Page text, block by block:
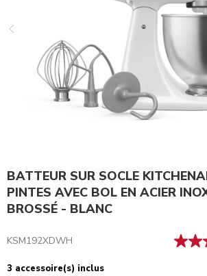
BATTEUR SUR SOCLE
PINTES AVEC BOL EN ACIER
BROSSÉ - BLANC
KSM192XDWH
3 accessoire(s) inclus